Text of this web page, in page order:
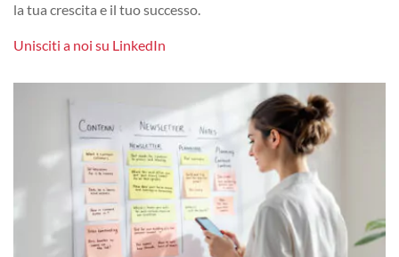
la tua crescita e il tuo successo.
Unisciti a noi su LinkedIn